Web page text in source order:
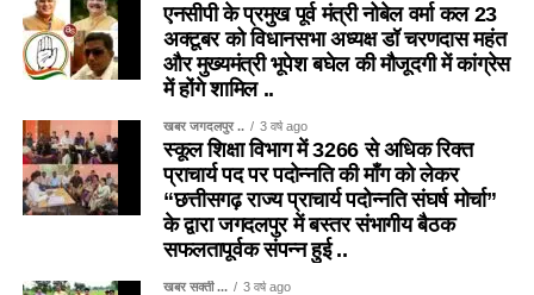
एनसीपी के प्रमुख पूर्व मंत्री नोबेल वर्मा कल 23
अक्टूबर को विधानसभा अध्यक्ष डॉ चरणदास महंत
और मुख्यमंत्री भूपेश बघेल की मौजूदगी में कांग्रेस
में होंगे शामिल ..
खबर जगदलपुर .. 3 वर्ष ago
स्कूल शिक्षा विभाग में 3266 से अधिक रिक्त
प्राचार्य पद पर पदोन्नति की माँग को लेकर
“छत्तीसगढ़ राज्य प्राचार्य पदोन्नति संघर्ष मोर्चा”
के द्वारा जगदलपुर में बस्तर संभागीय बैठक
सफलतापूर्वक संपन्न हुई ..
खबर सक्ती ... 3 वर्ष ago